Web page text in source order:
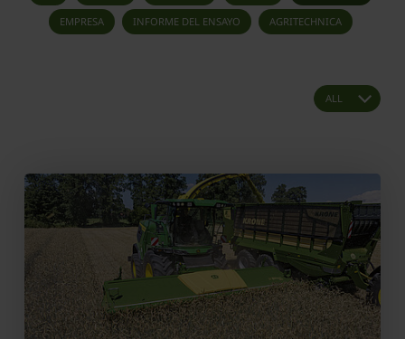
EMPRESA INFORME DEL ENSAYO AGRITECHNICA